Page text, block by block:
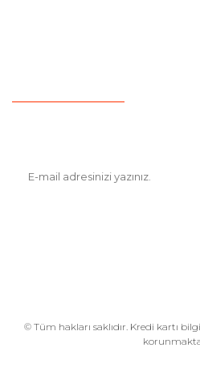
© Tüm hakları saklıdır. Kredi kartı